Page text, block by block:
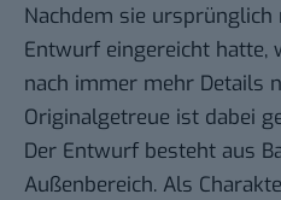
Nachdem sie
Entwurf eingereicht hatte,
nach immer mehr Details
Originalgetreue ist dabei
Der Entwurf besteht aus
Außenbereich. Als